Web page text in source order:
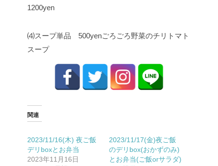
1200yen
⑷スープ単品 500yenごろごろ野菜のチリトマト
スープ
関連
2023/11/16(木) 夜ご飯
デリboxとお弁当
2023年11月16日
2023/11/17(金)夜ご飯
のデリbox(おかずのみ)
とお弁当(ご飯orサラダ)